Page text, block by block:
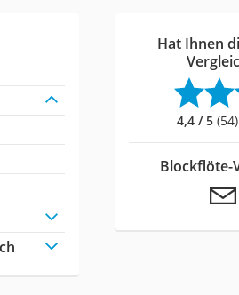
Hat Ihnen
4,4 / 5
Blockflöte-